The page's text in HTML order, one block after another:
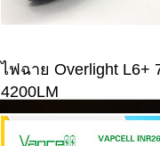
ไฟฉาย Overlight L6+
4200LM